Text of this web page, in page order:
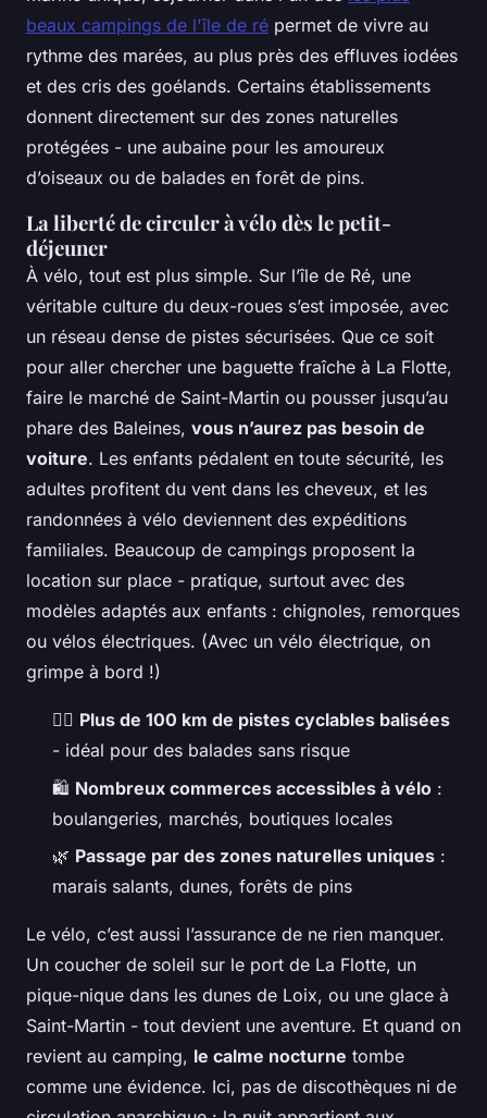
beaux campings de l'île de ré permet de vivre au
rythme des marées, au plus près des effluves iodées
et des cris des goélands. Certains établissements
donnent directement sur des zones naturelles
protégées - une aubaine pour les amoureux
d’oiseaux ou de balades en forêt de pins.
La liberté de circuler à vélo dès le petit-
déjeuner
À vélo, tout est plus simple. Sur l’île de Ré, une
véritable culture du deux-roues s’est imposée, avec
un réseau dense de pistes sécurisées. Que ce soit
pour aller chercher une baguette fraîche à La Flotte,
faire le marché de Saint-Martin ou pousser jusqu’au
phare des Baleines, vous n’aurez pas besoin de
voiture. Les enfants pédalent en toute sécurité, les
adultes profitent du vent dans les cheveux, et les
randonnées à vélo deviennent des expéditions
familiales. Beaucoup de campings proposent la
location sur place - pratique, surtout avec des
modèles adaptés aux enfants : chignoles, remorques
ou vélos électriques. (Avec un vélo électrique, on
grimpe à bord !)
🚴‍♀️ Plus de 100 km de pistes cyclables balisées
- idéal pour des balades sans risque
🛍️ Nombreux commerces accessibles à vélo :
boulangeries, marchés, boutiques locales
🌿 Passage par des zones naturelles uniques :
marais salants, dunes, forêts de pins
Le vélo, c’est aussi l’assurance de ne rien manquer.
Un coucher de soleil sur le port de La Flotte, un
pique-nique dans les dunes de Loix, ou une glace à
Saint-Martin - tout devient une aventure. Et quand on
revient au camping, le calme nocturne tombe
comme une évidence. Ici, pas de discothèques ni de